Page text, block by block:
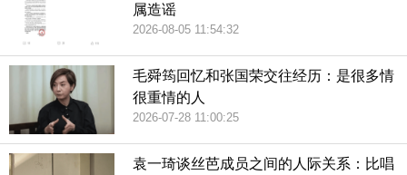
属造谣
2026-08-05 11:54:32
毛舜筠回忆和张国荣交往经历：是很多情
很重情的人
2026-07-28 11:00:25
袁一琦谈丝芭成员之间的人际关系：比唱